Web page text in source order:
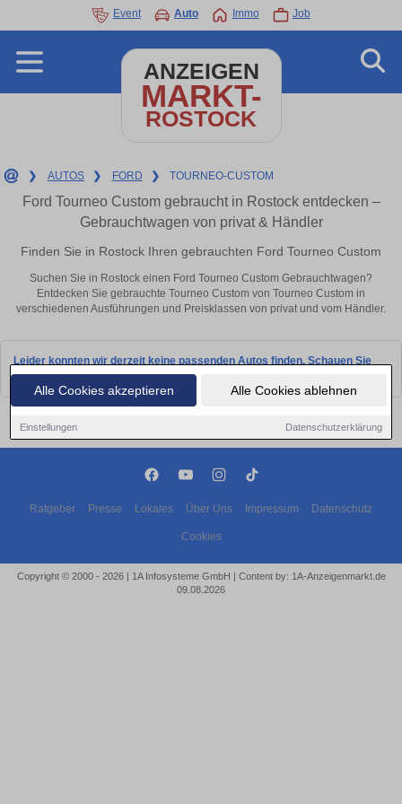
Alle Cookies akzeptieren Alle Cookies ablehnen
Einstellungen Datenschutzerklärung
Event Auto Immo Job
ANZEIGEN
MARKT-
ROSTOCK
❯ AUTOS ❯ FORD ❯ TOURNEO-CUSTOM
Ford Tourneo Custom gebraucht in Rostock entdecken –
Gebrauchtwagen von privat & Händler
Finden Sie in Rostock Ihren gebrauchten Ford Tourneo Custom
Suchen Sie in Rostock einen Ford Tourneo Custom Gebrauchtwagen?
Entdecken Sie gebrauchte Tourneo Custom von Tourneo Custom in
verschiedenen Ausführungen und Preisklassen von privat und vom Händler.
Leider konnten wir derzeit keine passenden Autos finden. Schauen Sie
bald wieder vorbei!
Ratgeber Presse Lokales Über Uns Impressum Datenschutz
Cookies
Copyright © 2000 - 2026 | 1A Infosysteme GmbH | Content by: 1A-Anzeigenmarkt.de
09.08.2026